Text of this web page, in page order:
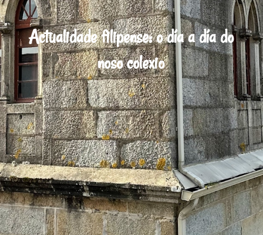
Actualidade filipense: o día a día do
noso colexio